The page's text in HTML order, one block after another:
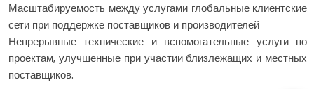
Масштабируемость между услугами глобальные клиентские
сети при поддержке поставщиков и производителей
Непрерывные технические и вспомогательные услуги по
проектам, улучшенные при участии близлежащих и местных
поставщиков.